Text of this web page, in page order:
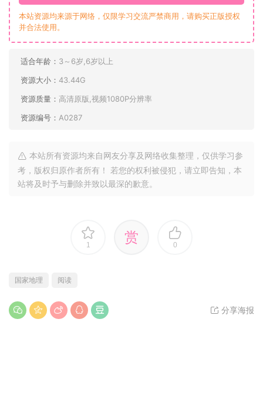
本站资源均来源于网络，仅限学习交流严禁商用，请购买正版授权
并合法使用。
适合年龄： 3～6岁,6岁以上
资源大小： 43.44G
资源质量： 高清原版,视频1080P分辨率
资源编号： A0287
本站所有资源均来自网友分享及网络收集整理，仅供学习参
考，版权归原作者所有！ 若您的权利被侵犯，请立即告知，本
站将及时予与删除并致以最深的歉意。
1 赏 0
国家地理 阅读
分享海报